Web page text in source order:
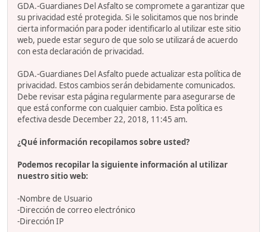
GDA.-Guardianes Del Asfalto se compromete a garantizar que
su privacidad esté protegida. Si le solicitamos que nos brinde
cierta información para poder identificarlo al utilizar este sitio
web, puede estar seguro de que solo se utilizará de acuerdo
con esta declaración de privacidad.
GDA.-Guardianes Del Asfalto puede actualizar esta política de
privacidad. Estos cambios serán debidamente comunicados.
Debe revisar esta página regularmente para asegurarse de
que está conforme con cualquier cambio. Esta política es
efectiva desde December 22, 2018, 11:45 am.
¿Qué información recopilamos sobre usted?
Podemos recopilar la siguiente información al utilizar
nuestro sitio web:
-Nombre de Usuario
-Dirección de correo electrónico
-Dirección IP